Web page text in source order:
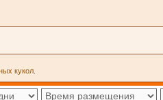
кукол.